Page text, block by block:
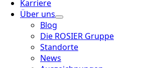
Karriere
Über uns
Blog
Die ROSIER Gruppe
Standorte
News